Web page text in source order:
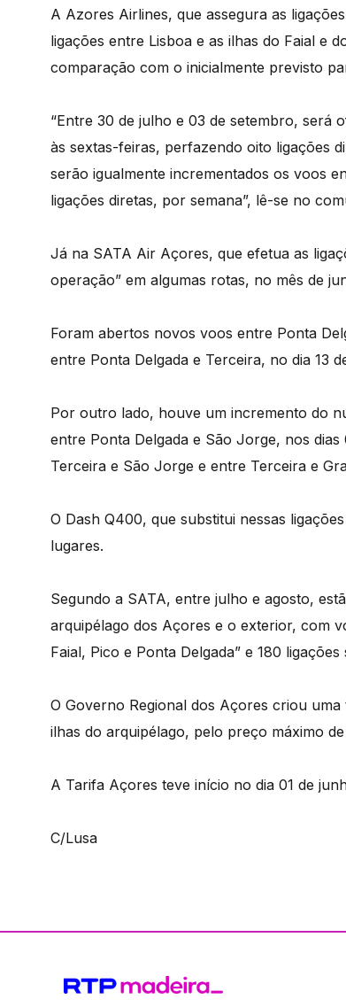
A Azores Airlines, que assegura as
ligações entre Lisboa e as ilhas do Faial e
comparação com o inicialmente previsto
“Entre 30 de julho e 03 de setembro, será
às sextas-feiras, perfazendo oito ligações
serão igualmente incrementados os voos
ligações diretas, por semana”, lê-se no
Já na SATA Air Açores, que efetua as
operação” em algumas rotas, no mês de
Foram abertos novos voos entre Ponta
entre Ponta Delgada e Terceira, no dia 13
Por outro lado, houve um incremento do
entre Ponta Delgada e São Jorge, nos
Terceira e São Jorge e entre Terceira e
O Dash Q400, que substitui nessas
lugares.
Segundo a SATA, entre julho e agosto,
arquipélago dos Açores e o exterior, com
Faial, Pico e Ponta Delgada” e 180
O Governo Regional dos Açores criou
ilhas do arquipélago, pelo preço máximo
A Tarifa Açores teve início no dia 01 de
C/Lusa